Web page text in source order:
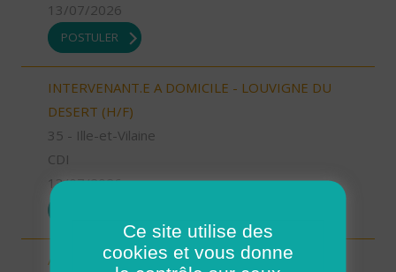
13/07/2026
POSTULER
INTERVENANT.E A DOMICILE - LOUVIGNE DU
DESERT (H/F)
35 - Ille-et-Vilaine
CDI
13/07/2026
Aide à domicile Cléon d'Andran (H/F)
Ce site utilise des
cookies et vous donne